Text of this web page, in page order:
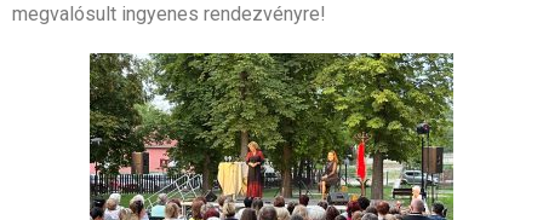
megvalósult ingyenes rendezvényre!